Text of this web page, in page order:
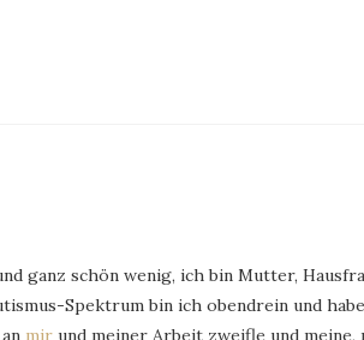
ganz schön wenig, ich bin Mutter,
Spektrum bin ich obendrein und
mir und meiner Arbeit zweifle und meine,